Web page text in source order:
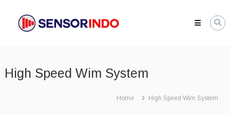
content
SENSORINDO.COM
di
High Speed Wim System
Home High Speed Wim System